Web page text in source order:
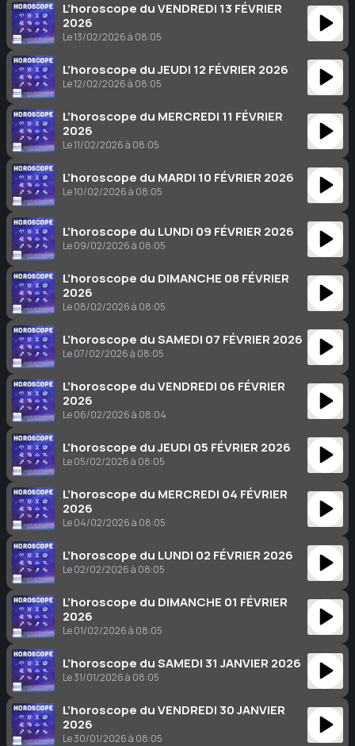
L’horoscope du VENDREDI 13 FÉVRIER
2026
Le 13/02/2026 à 08:05
L’horoscope du JEUDI 12 FÉVRIER 2026
Le 12/02/2026 à 08:05
L’horoscope du MERCREDI 11 FÉVRIER
2026
Le 11/02/2026 à 08:05
L’horoscope du MARDI 10 FÉVRIER 2026
Le 10/02/2026 à 08:05
L’horoscope du LUNDI 09 FÉVRIER 2026
Le 09/02/2026 à 08:05
L’horoscope du DIMANCHE 08 FÉVRIER
2026
Le 08/02/2026 à 08:05
L’horoscope du SAMEDI 07 FÉVRIER 2026
Le 07/02/2026 à 08:05
L’horoscope du VENDREDI 06 FÉVRIER
2026
Le 06/02/2026 à 08:04
L’horoscope du JEUDI 05 FÉVRIER 2026
Le 05/02/2026 à 08:05
L’horoscope du MERCREDI 04 FÉVRIER
2026
Le 04/02/2026 à 08:05
L’horoscope du LUNDI 02 FÉVRIER 2026
Le 02/02/2026 à 08:05
L’horoscope du DIMANCHE 01 FÉVRIER
2026
Le 01/02/2026 à 08:05
L’horoscope du SAMEDI 31 JANVIER 2026
Le 31/01/2026 à 08:05
L’horoscope du VENDREDI 30 JANVIER
2026
Le 30/01/2026 à 08:05